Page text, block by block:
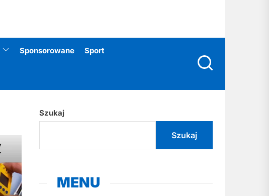
Sponsorowane Sport
Szukaj
Szukaj
MENU